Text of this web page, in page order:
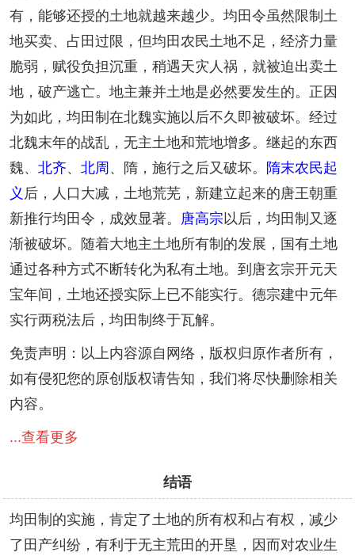
有，能够还授的土地就越来越少。均田令虽然限制土
地买卖、占田过限，但均田农民土地不足，经济力量
脆弱，赋役负担沉重，稍遇天灾人祸，就被迫出卖土
地，破产逃亡。地主兼并土地是必然要发生的。正因
为如此，均田制在北魏实施以后不久即被破坏。经过
北魏末年的战乱，无主土地和荒地增多。继起的东西
魏、 北齐、 北周 、隋，施行之后又破坏。
隋末农民起
义 后，人口大减，土地荒芜，新建立起来的唐王朝重
新推行均田令，成效显著。 唐高宗 以后，均田制又逐
渐被破坏。随着大地主土地所有制的发展，国有土地
通过各种方式不断转化为私有土地。到唐玄宗开元天
宝年间，土地还授实际上已不能实行。德宗建中元年
实行两税法后，均田制终于瓦解。
免责声明：以上内容源自网络，版权归原作者所有，
如有侵犯您的原创版权请告知，我们将尽快删除相关
内容。
...查看更多
结语
均田制的实施，肯定了土地的所有权和占有权，减少
了田产纠纷，有利于无主荒田的开垦，因而对农业生